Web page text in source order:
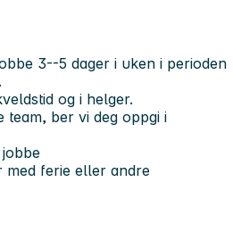
3--5 dager i uken i perioden
og i helger.
team, ber vi deg oppgi i
med ferie eller andre